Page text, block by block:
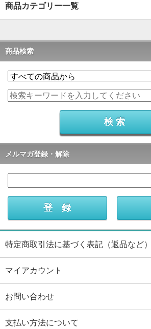
商品カテゴリー一覧
商品検索
メルマガ登録・解除
特定商取引法に基づく表記（返品など）
マイアカウント
お問い合わせ
支払い方法について